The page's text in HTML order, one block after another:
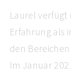
Laurel verfügt
Erfahrung als
den
Im Januar